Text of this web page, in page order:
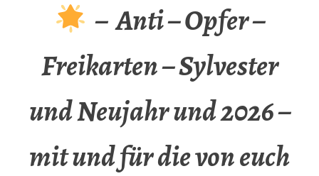
– Anti – Opfer –
Freikarten – Sylvester
und Neujahr und 2026 –
mit und für die von euch